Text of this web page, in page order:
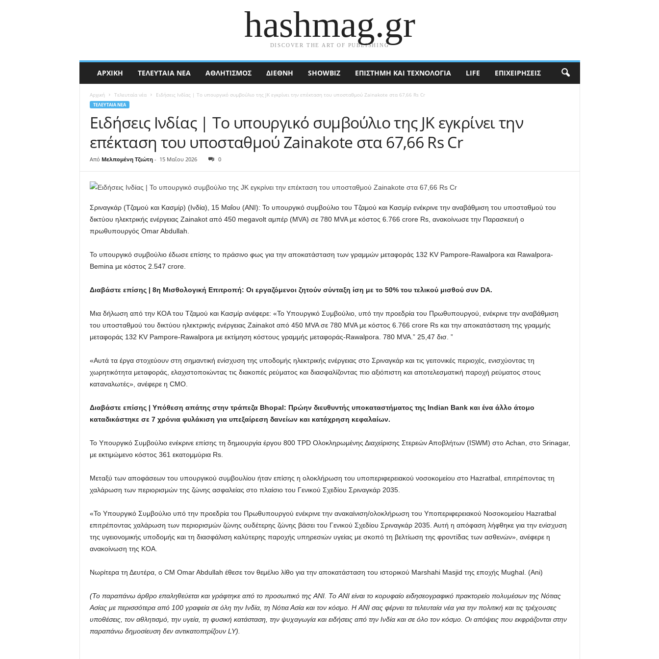
hashmag.gr
DISCOVER THE ART OF PUBLISHING
ΑΡΧΙΚΉ ΤΕΛΕΥΤΑΊΑ ΝΈΑ ΑΘΛΗΤΙΣΜΟΣ ΔΙΕΘΝΉ SHOWBIZ ΕΠΙΣΤΉΜΗ ΚΑΙ ΤΕΧΝΟΛΟΓΊΑ LIFE ΕΠΙΧΕΙΡΉΣΕΙΣ
Αρχική Τελευταία νέα Ειδήσεις Ινδίας | Το υπουργικό συμβούλιο της JK εγκρίνει την επέκταση του υποσταθμού Zainakote στα 67,66 Rs Cr
ΤΕΛΕΥΤΑΊΑ ΝΈΑ
Ειδήσεις Ινδίας | Το υπουργικό συμβούλιο της JK εγκρίνει την
επέκταση του υποσταθμού Zainakote στα 67,66 Rs Cr
Από Μελπομένη Τζιώτη - 15 Μαΐου 2026 0
Σριναγκάρ (Τζαμού και Κασμίρ) (Ινδία), 15 Μαΐου (ANI): Το υπουργικό συμβούλιο του Τζαμού και Κασμίρ ενέκρινε την αναβάθμιση του υποσταθμού του
δικτύου ηλεκτρικής ενέργειας Zainakot από 450 megavolt αμπέρ (MVA) σε 780 MVA με κόστος 6.766 crore Rs, ανακοίνωσε την Παρασκευή ο
πρωθυπουργός Omar Abdullah.
Το υπουργικό συμβούλιο έδωσε επίσης το πράσινο φως για την αποκατάσταση των γραμμών μεταφοράς 132 KV Pampore-Rawalpora και Rawalpora-
Bemina με κόστος 2.547 crore.
Διαβάστε επίσης | 8η Μισθολογική Επιτροπή: Οι εργαζόμενοι ζητούν σύνταξη ίση με το 50% του τελικού μισθού συν DA.
Μια δήλωση από την ΚΟΑ του Τζαμού και Κασμίρ ανέφερε: «Το Υπουργικό Συμβούλιο, υπό την προεδρία του Πρωθυπουργού, ενέκρινε την αναβάθμιση
του υποσταθμού του δικτύου ηλεκτρικής ενέργειας Zainakot από 450 MVA σε 780 MVA με κόστος 6.766 crore Rs και την αποκατάσταση της γραμμής
μεταφοράς 132 KV Pampore-Rawalpora με εκτίμηση κόστους γραμμής μεταφοράς-Rawalpora. 780 MVA.” 25,47 δισ. ”
«Αυτά τα έργα στοχεύουν στη σημαντική ενίσχυση της υποδομής ηλεκτρικής ενέργειας στο Σριναγκάρ και τις γειτονικές περιοχές, ενισχύοντας τη
χωρητικότητα μεταφοράς, ελαχιστοποιώντας τις διακοπές ρεύματος και διασφαλίζοντας πιο αξιόπιστη και αποτελεσματική παροχή ρεύματος στους
καταναλωτές», ανέφερε η CMO.
Διαβάστε επίσης | Υπόθεση απάτης στην τράπεζα Bhopal: Πρώην διευθυντής υποκαταστήματος της Indian Bank και ένα άλλο άτομο
καταδικάστηκε σε 7 χρόνια φυλάκιση για υπεξαίρεση δανείων και κατάχρηση κεφαλαίων.
Το Υπουργικό Συμβούλιο ενέκρινε επίσης τη δημιουργία έργου 800 TPD Ολοκληρωμένης Διαχείρισης Στερεών Αποβλήτων (ISWM) στο Achan, στο Srinagar,
με εκτιμώμενο κόστος 361 εκατομμύρια Rs.
Μεταξύ των αποφάσεων του υπουργικού συμβουλίου ήταν επίσης η ολοκλήρωση του υποπεριφερειακού νοσοκομείου στο Hazratbal, επιτρέποντας τη
χαλάρωση των περιορισμών της ζώνης ασφαλείας στο πλαίσιο του Γενικού Σχεδίου Σριναγκάρ 2035.
«Το Υπουργικό Συμβούλιο υπό την προεδρία του Πρωθυπουργού ενέκρινε την ανακαίνιση/ολοκλήρωση του Υποπεριφερειακού Νοσοκομείου Hazratbal
επιτρέποντας χαλάρωση των περιορισμών ζώνης ουδέτερης ζώνης βάσει του Γενικού Σχεδίου Σριναγκάρ 2035. Αυτή η απόφαση λήφθηκε για την ενίσχυση
της υγειονομικής υποδομής και τη διασφάλιση καλύτερης παροχής υπηρεσιών υγείας με σκοπό τη βελτίωση της φροντίδας των ασθενών», ανέφερε η
ανακοίνωση της ΚΟΑ.
Νωρίτερα τη Δευτέρα, ο CM Omar Abdullah έθεσε τον θεμέλιο λίθο για την αποκατάσταση του ιστορικού Marshahi Masjid της εποχής Mughal. (Ani)
(Το παραπάνω άρθρο επαληθεύεται και γράφτηκε από το προσωπικό της ANI. Το ANI είναι το κορυφαίο ειδησεογραφικό πρακτορείο πολυμέσων της Νότιας
Ασίας με περισσότερα από 100 γραφεία σε όλη την Ινδία, τη Νότια Ασία και τον κόσμο. Η ANI σας φέρνει τα τελευταία νέα για την πολιτική και τις τρέχουσες
υποθέσεις, τον αθλητισμό, την υγεία, τη φυσική κατάσταση, την ψυχαγωγία και ειδήσεις από την Ινδία και σε όλο τον κόσμο. Οι απόψεις που εκφράζονται στην
παραπάνω δημοσίευση δεν αντικατοπτρίζουν LY).